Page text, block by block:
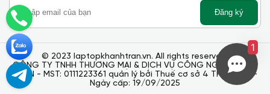
Đăng ký
© 2023 laptopkhanhtran.vn. All rights reserved.
CÔNG TY TNHH THƯƠNG MẠI & DỊCH VỤ CÔNG NGHỆ KHÁNH
TRẦN - MST: 0111223361 quản lý bởi Thuế cơ sở 4 TP. Hà Nội -
Ngày cấp: 19/09/2025
1